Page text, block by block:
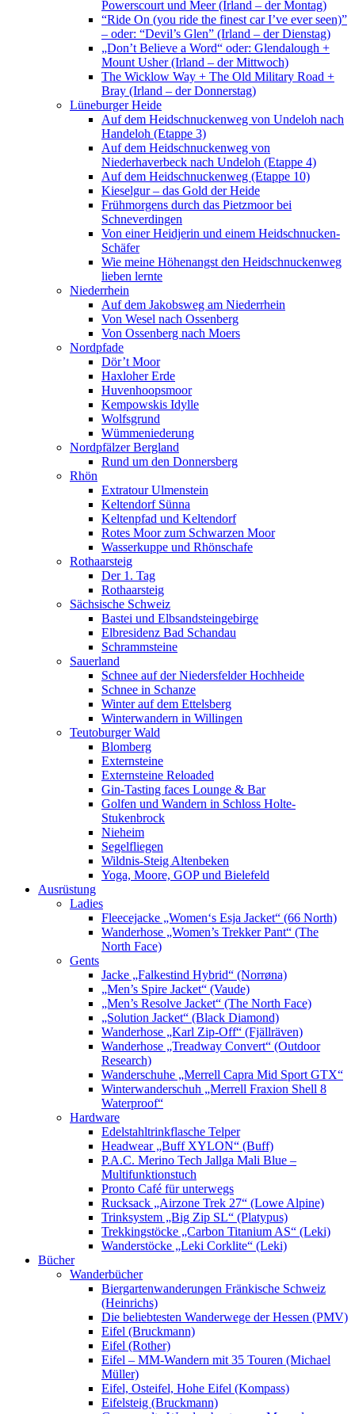
Powerscourt und Meer (Irland – der Montag)
“Ride On (you ride the finest car I’ve ever seen)”
– oder: “Devil’s Glen” (Irland – der Dienstag)
„Don’t Believe a Word“ oder: Glendalough +
Mount Usher (Irland – der Mittwoch)
The Wicklow Way + The Old Military Road +
Bray (Irland – der Donnerstag)
Lüneburger Heide
Auf dem Heidschnuckenweg von Undeloh nach
Handeloh (Etappe 3)
Auf dem Heidschnuckenweg von
Niederhaverbeck nach Undeloh (Etappe 4)
Auf dem Heidschnuckenweg (Etappe 10)
Kieselgur – das Gold der Heide
Frühmorgens durch das Pietzmoor bei
Schneverdingen
Von einer Heidjerin und einem Heidschnucken-
Schäfer
Wie meine Höhenangst den Heidschnuckenweg
lieben lernte
Niederrhein
Auf dem Jakobsweg am Niederrhein
Von Wesel nach Ossenberg
Von Ossenberg nach Moers
Nordpfade
Dör’t Moor
Haxloher Erde
Huvenhoopsmoor
Kempowskis Idylle
Wolfsgrund
Wümmeniederung
Nordpfälzer Bergland
Rund um den Donnersberg
Rhön
Extratour Ulmenstein
Keltendorf Sünna
Keltenpfad und Keltendorf
Rotes Moor zum Schwarzen Moor
Wasserkuppe und Rhönschafe
Rothaarsteig
Der 1. Tag
Rothaarsteig
Sächsische Schweiz
Bastei und Elbsandsteingebirge
Elbresidenz Bad Schandau
Schrammsteine
Sauerland
Schnee auf der Niedersfelder Hochheide
Schnee in Schanze
Winter auf dem Ettelsberg
Winterwandern in Willingen
Teutoburger Wald
Blomberg
Externsteine
Externsteine Reloaded
Gin-Tasting faces Lounge & Bar
Golfen und Wandern in Schloss Holte-
Stukenbrock
Nieheim
Segelfliegen
Wildnis-Steig Altenbeken
Yoga, Moore, GOP und Bielefeld
Ausrüstung
Ladies
Fleecejacke „Women‘s Esja Jacket“ (66 North)
Wanderhose „Women’s Trekker Pant“ (The
North Face)
Gents
Jacke „Falkestind Hybrid“ (Norrøna)
„Men’s Spire Jacket“ (Vaude)
„Men’s Resolve Jacket“ (The North Face)
„Solution Jacket“ (Black Diamond)
Wanderhose „Karl Zip-Off“ (Fjällräven)
Wanderhose „Treadway Convert“ (Outdoor
Research)
Wanderschuhe „Merrell Capra Mid Sport GTX“
Winterwanderschuh „Merrell Fraxion Shell 8
Waterproof“
Hardware
Edelstahltrinkflasche Telper
Headwear „Buff XYLON“ (Buff)
P.A.C. Merino Tech Jallga Mali Blue –
Multifunktionstuch
Pronto Café für unterwegs
Rucksack „Airzone Trek 27“ (Lowe Alpine)
Trinksystem „Big Zip SL“ (Platypus)
Trekkingstöcke „Carbon Titanium AS“ (Leki)
Wanderstöcke „Leki Corklite“ (Leki)
Bücher
Wanderbücher
Biergartenwanderungen Fränkische Schweiz
(Heinrichs)
Die beliebtesten Wanderwege der Hessen (PMV)
Eifel (Bruckmann)
Eifel (Rother)
Eifel – MM-Wandern mit 35 Touren (Michael
Müller)
Eifel, Osteifel, Hohe Eifel (Kompass)
Eifelsteig (Bruckmann)